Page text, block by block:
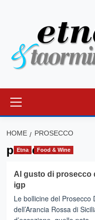
principale
HOME PROSECCO
prosecco
Etna Food & Wine
Al gusto di prosecco
igp
Le bollicine del Prosecco
dell’Arancia Rossa di